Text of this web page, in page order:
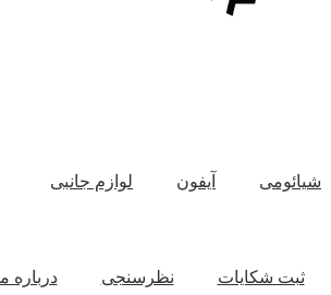
شیائومی آیفون
لوازم جانبی
ثبت شکایات نظرسنجی درباره